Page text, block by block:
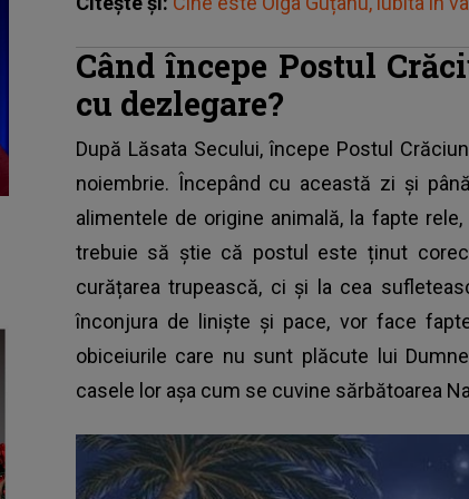
Când începe Postul
cu dezlegare?
După Lăsata Secului, începe Postul
noiembrie. Începând cu această zi și
alimentele de origine animală, la fapte
trebuie să știe că postul este ținut
curățarea trupească, ci și la cea
înconjura de liniște și pace, vor face
obiceiurile care nu sunt plăcute lui
casele lor așa cum se cuvine sărbătoarea